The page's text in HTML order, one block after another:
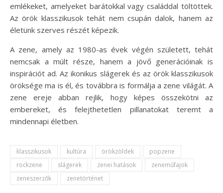
emlékeket, amelyeket barátokkal vagy családdal töltöttek.
Az örök klasszikusok tehát nem csupán dalok, hanem az
életünk szerves részét képezik.
A zene, amely az 1980-as évek végén született, tehát
nemcsak a múlt része, hanem a jövő generációinak is
inspirációt ad. Az ikonikus slágerek és az örök klasszikusok
öröksége ma is él, és továbbra is formálja a zene világát. A
zene ereje abban rejlik, hogy képes összekötni az
embereket, és felejthetetlen pillanatokat teremt a
mindennapi életben.
klasszikusok kultúra örökzöldek
popzene
rockzene
slágerek zenei hatások
zeneműfajok
zeneszerzők
zenetörténet